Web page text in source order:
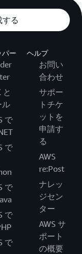
する
パー
と
ル
で
で
で
で
で
ヘルプ
お問い
合わせ
サポー
トチケ
ットを
申請す
る
AWS
re:Post
ナレッ
ジセン
ター
AWS サ
ポート
の概要